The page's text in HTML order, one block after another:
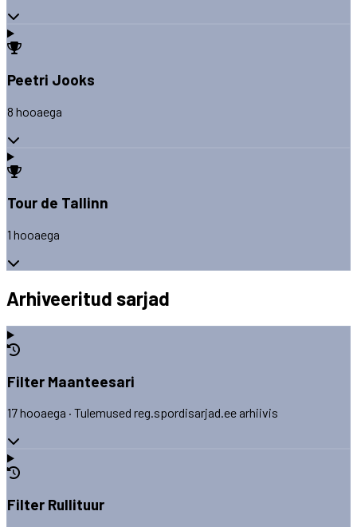
Peetri Jooks
8 hooaega
Tour de Tallinn
1 hooaega
Arhiveeritud sarjad
Filter Maanteesari
17 hooaega · Tulemused reg.spordisarjad.ee arhiivis
Filter Rullituur